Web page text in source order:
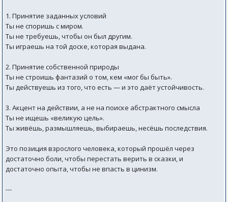
1. Принятие заданных условий
Ты не споришь с миром.
Ты не требуешь, чтобы он был другим.
Ты играешь на той доске, которая выдана.
2. Принятие собственной природы
Ты не строишь фантазий о том, кем «мог бы быть».
Ты действуешь из того, что есть — и это даёт устойчивость.
3. Акцент на действии, а не на поиске абстрактного смысла
Ты не ищешь «великую цель».
Ты живёшь, размышляешь, выбираешь, несёшь последствия.
Это позиция взрослого человека, который прошёл через
достаточно боли, чтобы перестать верить в сказки, и
достаточно опыта, чтобы не впасть в цинизм.
---